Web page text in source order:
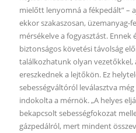
mielőtt lenyomná a fékpedált” –
ekkor szakaszosan, üzemanyag-
mérsékelve a fogyasztást.
biztonságos követési távolság
találkozhatunk olyan vezetőkkel,
ereszkednek a lejtőkön. Ez
sebességváltóról leválasztva
indokolta a mérnök. „A helyes
bekapcsolt sebességfokozat
gázpedálról, mert mindent